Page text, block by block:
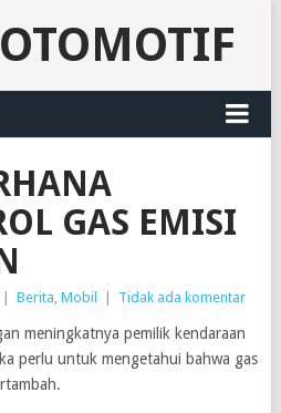
GAS EMISI
Berita, Mobil Tidak ada komentar
meningkatnya pemilik kendaraan
perlu untuk mengetahui bahwa gas